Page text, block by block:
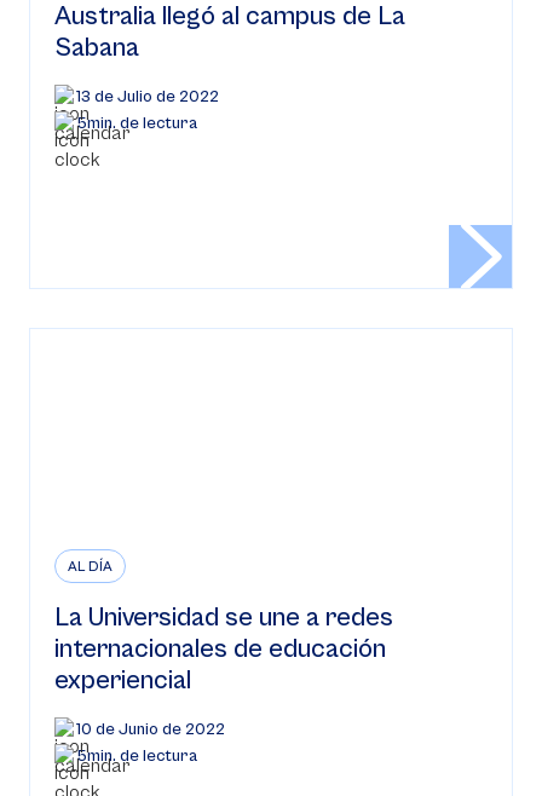
Australia llegó al campus de La
Sabana
13 de Julio de 2022
5min. de lectura
AL DÍA
La Universidad se une a redes
internacionales de educación
experiencial
10 de Junio de 2022
5min. de lectura